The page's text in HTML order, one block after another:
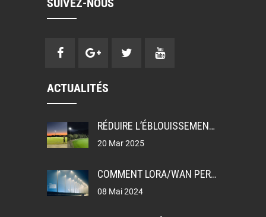
ACTUALITÉS
RÉDUIRE L’ÉBLOUISSEMENT: UGR, GR ET TI DANS LA CONCEPTION DE L’ÉCLAIRAGE
20 Mar 2025
COMMENT LORA/WAN PERMET L’ÉCLAIRAGE PUBLIC INTELLIGENT
08 Mai 2024